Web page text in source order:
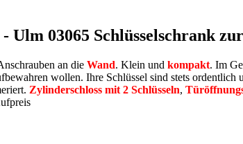
Ulm 03065 Schlüsselschrank
an die Wand. Klein und kompakt. Im
wollen. Ihre Schlüssel sind stets
Zylinderschloss mit 2 Schlüsseln,